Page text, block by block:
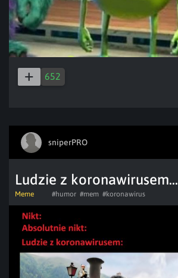
652
sniperPRO
Ludzie z koronawirusem...
Meme #humor #mem #koronawirus